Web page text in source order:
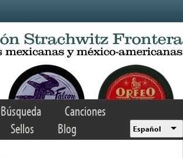
Búsqueda
Canciones
Sellos Blog Español